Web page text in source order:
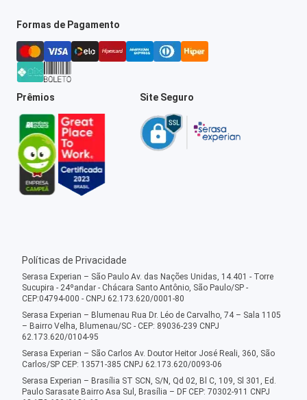
Formas de Pagamento
Prêmios Site Seguro
Políticas de Privacidade
Serasa Experian – São Paulo Av. das Nações Unidas, 14.401 - Torre
Sucupira - 24ºandar - Chácara Santo Antônio, São Paulo/SP -
CEP:04794-000 - CNPJ 62.173.620/0001-80
Serasa Experian – Blumenau Rua Dr. Léo de Carvalho, 74 – Sala 1105
– Bairro Velha, Blumenau/SC - CEP: 89036-239 CNPJ
62.173.620/0104-95
Serasa Experian – São Carlos Av. Doutor Heitor José Reali, 360, São
Carlos/SP CEP: 13571-385 CNPJ 62.173.620/0093-06
Serasa Experian – Brasília ST SCN, S/N, Qd 02, Bl C, 109, Sl 301, Ed.
Paulo Sarasate Bairro Asa Sul, Brasília – DF CEP: 70302-911 CNPJ